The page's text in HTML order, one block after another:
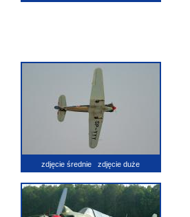
zdjęcie średnie zdjęcie duże